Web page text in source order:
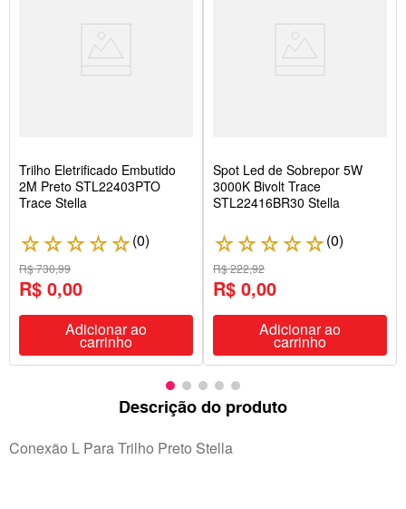
Trilho Eletrificado Embutido
2M Preto STL22403PTO
Trace Stella
☆☆☆☆☆(0)
R$ 730,99
R$ 0,00
Adicionar ao
carrinho
Spot Led de Sobrepor 5W
3000K Bivolt Trace
STL22416BR30 Stella
☆☆☆☆☆(0)
R$ 222,92
R$ 0,00
Adicionar ao
carrinho
Descrição do produto
Conexão L Para Trilho Preto Stella